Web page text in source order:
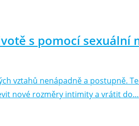
s pomocí sexuální
vztahů nenápadně a postupně.
nové rozměry intimity a vrátit do…